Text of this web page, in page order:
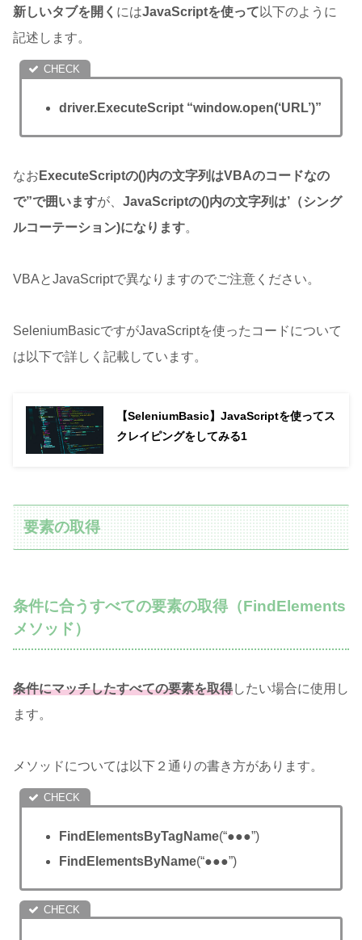
新しいタブを開く にはJavaScriptを使って 以下のように
記述します。
driver.ExecuteScript “window.open(‘URL’)”
なお ExecuteScriptの()内の文字列はVBAのコードなの
で”で囲いますが、 JavaScriptの()内の文字列は’（シング
ルコーテーション)になります。
VBAとJavaScriptで異なりますのでご注意ください。
SeleniumBasicですがJavaScriptを使ったコードについて
は以下で詳しく記載しています。
【SeleniumBasic】JavaScriptを使ってス
クレイピングをしてみる1
要素の取得
条件に合うすべての要素の取得（FindElements
メソッド）
条件にマッチしたすべての要素を取得したい場合に使用し
ます。
メソッドについては以下２通りの書き方があります。
FindElementsByTagName(“●●●”)
FindElementsByName(“●●●”)